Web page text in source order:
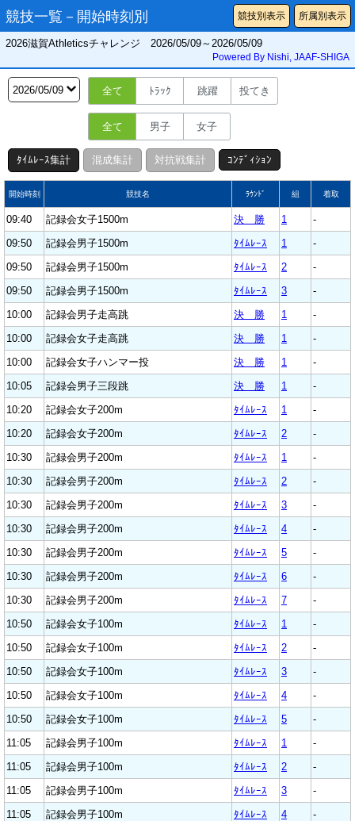
所属別表示
競技別表示
競技一覧－開始時刻別
2026滋賀Athleticsチャレンジ 2026/05/09～2026/05/09
Powered By Nishi, JAAF-SHIGA
全て ﾄﾗｯｸ 跳躍 投てき
全て 男子 女子
ﾀｲﾑﾚｰｽ集計 混成集計 対抗戦集計 ｺﾝﾃﾞｨｼｮﾝ
開始時刻 競技名 ﾗｳﾝﾄﾞ 組 着取
09:40 記録会女子1500m 決 勝 1
-
09:50
記録会男子1500m ﾀｲﾑﾚｰｽ 1
-
09:50
記録会男子1500m ﾀｲﾑﾚｰｽ 2
-
09:50
記録会男子1500m ﾀｲﾑﾚｰｽ 3
-
10:00
記録会男子走高跳 決 勝 1
-
10:00
記録会女子走高跳 決 勝 1
-
10:00
記録会女子ハンマー投 決 勝 1
-
10:05
記録会男子三段跳 決 勝 1
-
10:20
記録会女子200m ﾀｲﾑﾚｰｽ 1
-
10:20
記録会女子200m ﾀｲﾑﾚｰｽ 2
-
10:30
記録会男子200m ﾀｲﾑﾚｰｽ 1
-
10:30
記録会男子200m ﾀｲﾑﾚｰｽ 2
-
10:30
記録会男子200m ﾀｲﾑﾚｰｽ 3
-
10:30
記録会男子200m ﾀｲﾑﾚｰｽ 4
-
10:30
記録会男子200m ﾀｲﾑﾚｰｽ 5
-
10:30
記録会男子200m ﾀｲﾑﾚｰｽ 6
-
10:30
記録会男子200m ﾀｲﾑﾚｰｽ 7
-
10:50
記録会女子100m ﾀｲﾑﾚｰｽ 1
-
10:50
記録会女子100m ﾀｲﾑﾚｰｽ 2
-
10:50
記録会女子100m ﾀｲﾑﾚｰｽ 3
-
10:50
記録会女子100m ﾀｲﾑﾚｰｽ 4
-
10:50
記録会女子100m ﾀｲﾑﾚｰｽ 5
-
11:05
記録会男子100m ﾀｲﾑﾚｰｽ 1
-
11:05
記録会男子100m ﾀｲﾑﾚｰｽ 2
-
11:05
記録会男子100m ﾀｲﾑﾚｰｽ 3
-
11:05
記録会男子100m ﾀｲﾑﾚｰｽ 4
-